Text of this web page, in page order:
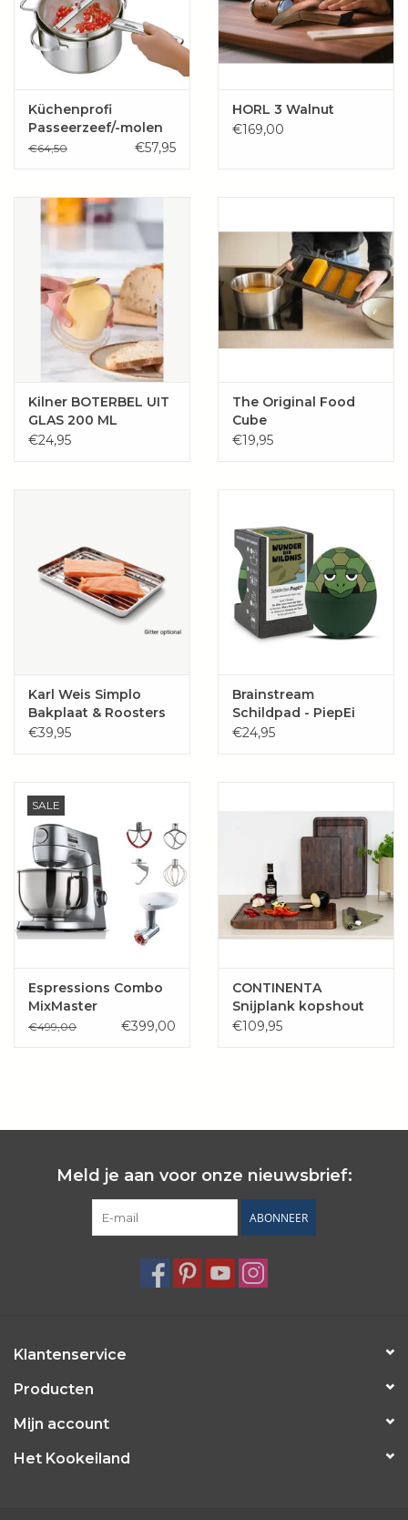
Küchenprofi
Passeerzeef/-molen
TRIO
€64,50 €57,95
HORL 3 Walnut
€169,00
Kilner BOTERBEL UIT
GLAS 200 ML
€24,95
The Original Food
Cube
€19,95
Karl Weis Simplo
Bakplaat & Roosters
€39,95
Brainstream
Schildpad - PiepEi
€24,95
SALE
Espressions Combo
MixMaster
planetarische
€499,00 €399,00
CONTINENTA
Snijplank kopshout
walnoot
€109,95
Meld je aan voor onze nieuwsbrief:
ABONNEER
Klantenservice
Producten
Mijn account
Het Kookeiland